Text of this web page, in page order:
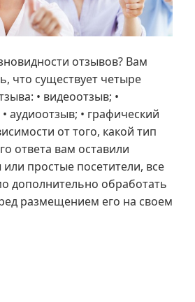
отзывов? Вам
что существует четыре
• видеоотзыв; •
аудиоотзыв; • графический
от того, какой тип
ответа вам оставили
простые посетители, все
дополнительно обработать
размещением его на своем